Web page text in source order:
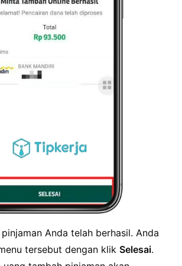
Anda telah berhasil. Anda
tersebut dengan klik Selesai.